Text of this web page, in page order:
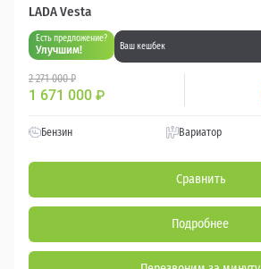
LADA Vesta
Есть предложение?
Улучшим! Ваш кешбек
2 271 000 ₽
1 671 000 ₽
Бензин Вариатор
Сравнить
Подробнее